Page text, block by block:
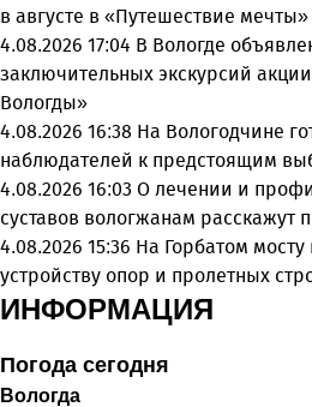
в августе в «Путешествие мечты»
4.08.2026 17:04 В Вологде
заключительных экскурсий
Вологды»
4.08.2026 16:38 На Вологодчине
наблюдателей к предстоящим
4.08.2026 16:03 О лечении и
суставов вологжанам расскажут
4.08.2026 15:36 На Горбатом
устройству опор и пролетных
ИНФОРМАЦИЯ
Погода сегодня
Вологда